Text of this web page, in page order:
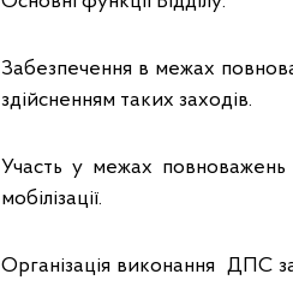
Забезпечення в межах
здійсненням таких заходів.
Участь у межах повноважень
мобілізації.
Організація виконання ДПС